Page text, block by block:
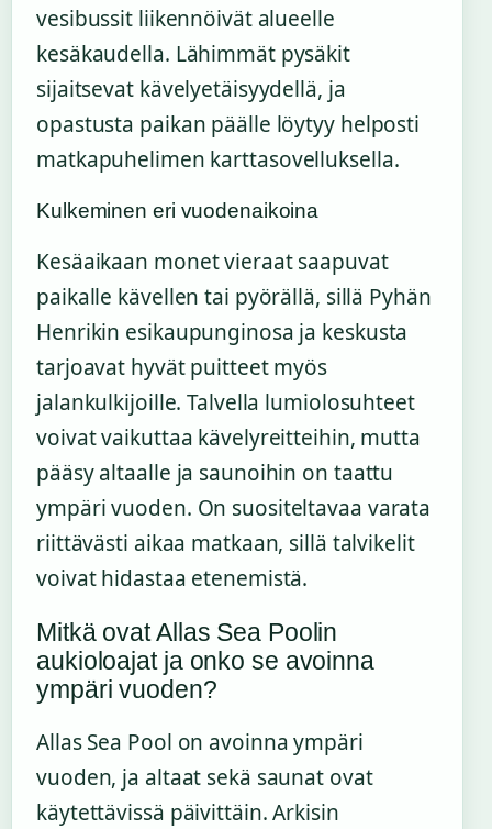
vesibussit liikennöivät alueelle
kesäkaudella. Lähimmät pysäkit
sijaitsevat kävelyetäisyydellä, ja
opastusta paikan päälle löytyy helposti
matkapuhelimen karttasovelluksella.
Kulkeminen eri vuodenaikoina
Kesäaikaan monet vieraat saapuvat
paikalle kävellen tai pyörällä, sillä Pyhän
Henrikin esikaupunginosa ja keskusta
tarjoavat hyvät puitteet myös
jalankulkijoille. Talvella lumiolosuhteet
voivat vaikuttaa kävelyreitteihin, mutta
pääsy altaalle ja saunoihin on taattu
ympäri vuoden. On suositeltavaa varata
riittävästi aikaa matkaan, sillä talvikelit
voivat hidastaa etenemistä.
Mitkä ovat Allas Sea Poolin
aukioloajat ja onko se avoinna
ympäri vuoden?
Allas Sea Pool on avoinna ympäri
vuoden, ja altaat sekä saunat ovat
käytettävissä päivittäin. Arkisin